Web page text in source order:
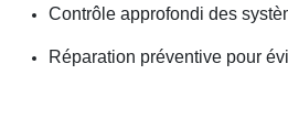
Contrôle approfondi des
Réparation préventive pour